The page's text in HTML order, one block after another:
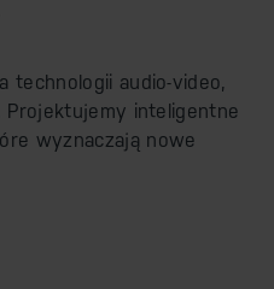
technologii audio-video,
inteligentne
wyznaczają nowe